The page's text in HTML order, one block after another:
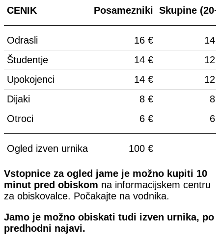
CENIK Posamezniki Skupine
Odrasli 16 €
14
Študentje
14 €
12
Upokojenci
14 €
12
Dijaki
8 €
8
Otroci
6 € 6
Ogled izven urnika 100 €
Vstopnice za ogled jame je možno kupiti 10
minut pred obiskom na informacijskem centru
za obiskovalce. Počakajte na vodnika.
Jamo je možno obiskati tudi izven urnika, po
predhodni najavi.